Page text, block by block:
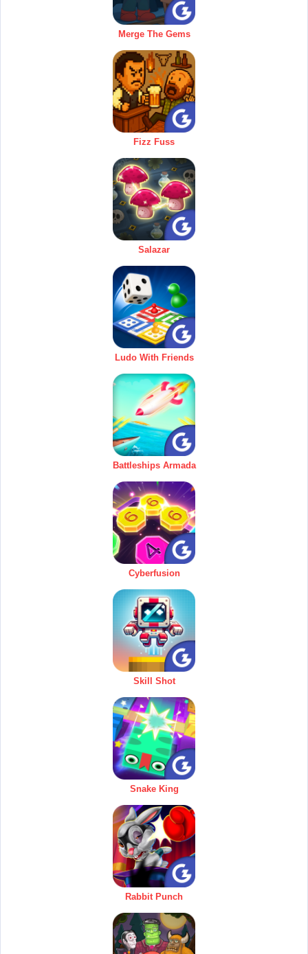
Merge The Gems
Fizz Fuss
Salazar
Ludo With Friends
Battleships Armada
Cyberfusion
Skill Shot
Snake King
Rabbit Punch